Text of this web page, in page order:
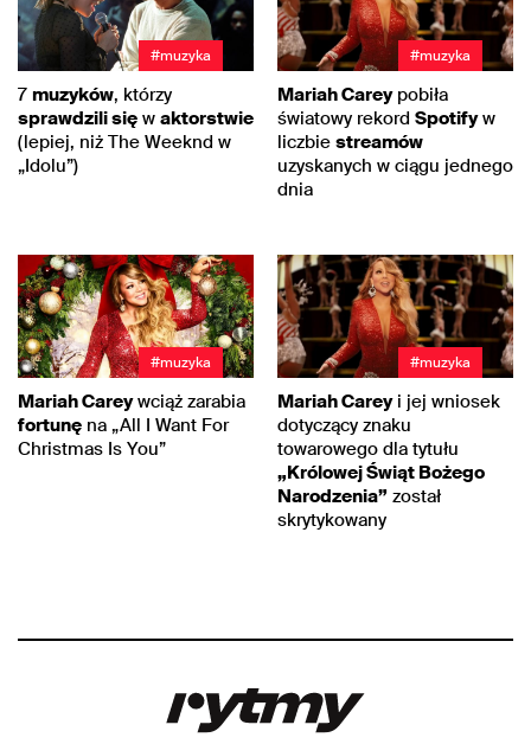
#muzyka
7 muzyków, którzy
sprawdzili się w aktorstwie
(lepiej, niż The Weeknd w
„Idolu”)
#muzyka
Mariah Careypobiła
światowy rekord Spotifyw
liczbie streamów
uzyskanych w ciągu jednego
dnia
#muzyka
Mariah Careywciąż zarabia
fortunę na „All I Want For
Christmas Is You”
#muzyka
Mariah Careyi jej wniosek
dotyczący znaku
towarowego dla tytułu
„Królowej Świąt Bożego
Narodzenia” został
skrytykowany